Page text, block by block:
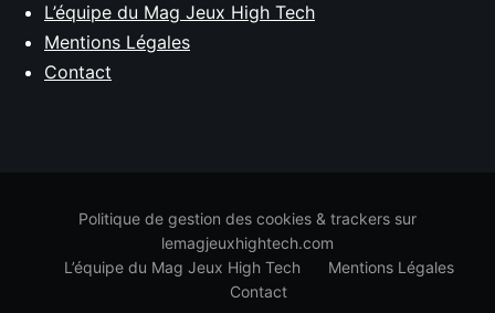
L’équipe du Mag Jeux High Tech
Mentions Légales
Contact
Politique de gestion des cookies & trackers sur
lemagjeuxhightech.com
L’équipe du Mag Jeux High Tech
Mentions Légales
Contact